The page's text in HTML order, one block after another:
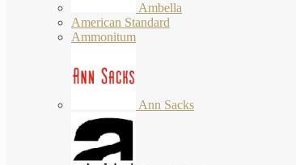
Ambella
American Standard
Ammonitum
Ann Sacks